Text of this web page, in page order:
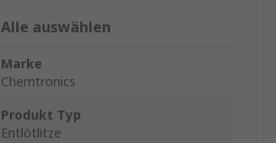
Alle auswählen
Marke
Chemtronics
Produkt Typ
Entlötlitze